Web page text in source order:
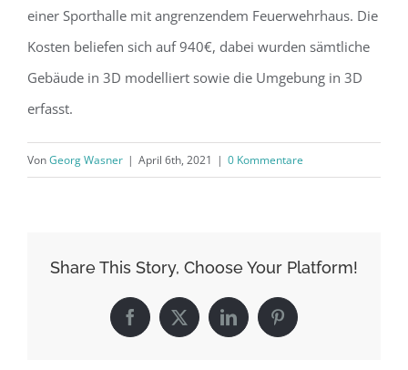
einer Sporthalle mit angrenzendem Feuerwehrhaus. Die
Kosten beliefen sich auf 940€, dabei wurden sämtliche
Gebäude in 3D modelliert sowie die Umgebung in 3D
erfasst.
VonGeorg Wasner | April 6th, 2021 | 0 Kommentare
Share This Story, Choose Your Platform!
Facebook
X LinkedInPinterest